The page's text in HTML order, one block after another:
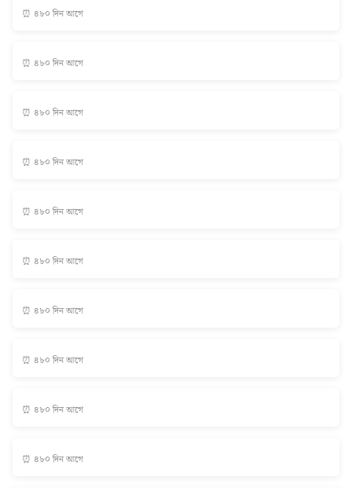
⏰ ৪৮০ দিন আগে
⏰ ৪৮০ দিন আগে
⏰ ৪৮০ দিন আগে
⏰ ৪৮০ দিন আগে
⏰ ৪৮০ দিন আগে
⏰ ৪৮০ দিন আগে
⏰ ৪৮০ দিন আগে
⏰ ৪৮০ দিন আগে
⏰ ৪৮০ দিন আগে
⏰ ৪৮০ দিন আগে